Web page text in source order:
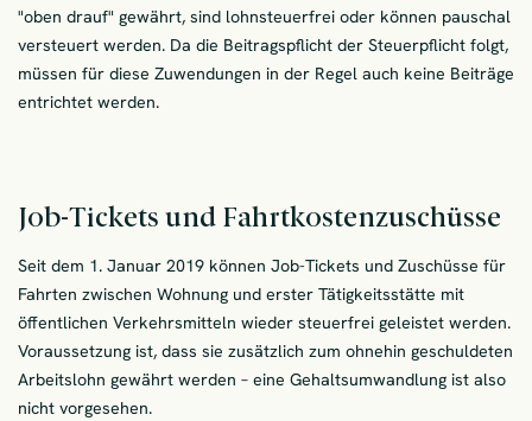
"oben drauf" gewährt, sind lohnsteuerfrei oder können pauschal
versteuert werden. Da die Beitragspflicht der Steuerpflicht folgt,
müssen für diese Zuwendungen in der Regel auch keine Beiträge
entrichtet werden.
Job-Tickets und Fahrtkostenzuschüsse
Seit dem 1. Januar 2019 können Job-Tickets und Zuschüsse für
Fahrten zwischen Wohnung und erster Tätigkeitsstätte mit
öffentlichen Verkehrsmitteln wieder steuerfrei geleistet werden.
Voraussetzung ist, dass sie zusätzlich zum ohnehin geschuldeten
Arbeitslohn gewährt werden – eine Gehaltsumwandlung ist also
nicht vorgesehen.